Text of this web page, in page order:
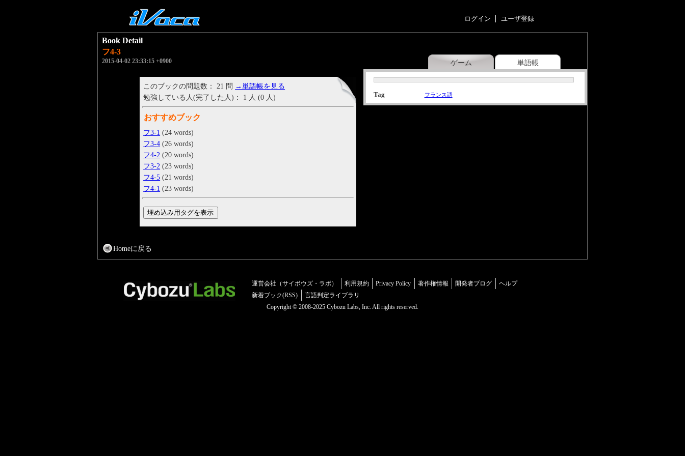
ログイン ユーザ登録
ゲーム 単語帳
Book Detail
フ4-3
2015-04-02 23:33:15 +0900
Tag フランス語
このブックの問題数： 21 問 →単語帳を見る
勉強している人(完了した人)： 1 人 (0 人)
おすすめブック
フ3-1 (24 words)
フ3-4 (26 words)
フ4-2 (20 words)
フ3-2 (23 words)
フ4-5 (21 words)
フ4-1 (23 words)
Homeに戻る
運営会社（サイボウズ・ラボ） 利用規約 Privacy Policy 著作権情報 開発者ブログ
ヘルプ
新着ブック(RSS)
言語判定ライブラリ
Copyright © 2008-2025 Cybozu Labs, Inc. All rights reserved.